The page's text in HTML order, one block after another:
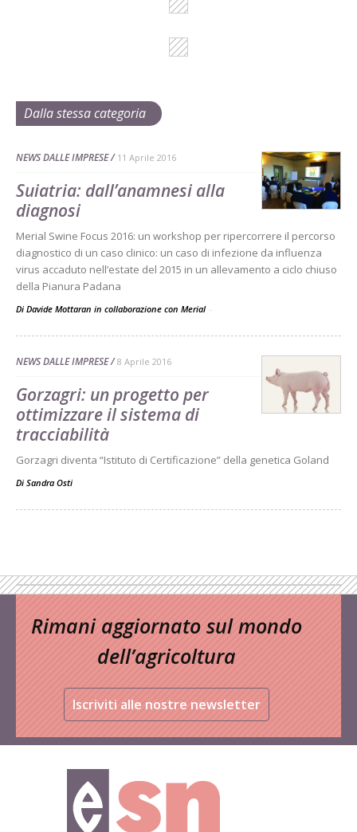
Dalla stessa categoria
NEWS DALLE IMPRESE 11 Aprile 2016
Suiatria: dall’anamnesi alla
diagnosi
Merial Swine Focus 2016: un workshop per ripercorrere il percorso
diagnostico di un caso clinico: un caso di infezione da influenza
virus accaduto nell’estate del 2015 in un allevamento a ciclo chiuso
della Pianura Padana
Di Davide Mottaran in collaborazione con Merial -
NEWS DALLE IMPRESE 8 Aprile 2016
Gorzagri: un progetto per
ottimizzare il sistema di
tracciabilità
Gorzagri diventa “Istituto di Certificazione” della genetica Goland
Di Sandra Osti
Rimani aggiornato sul mondo
dell’agricoltura
Iscriviti alle nostre newsletter